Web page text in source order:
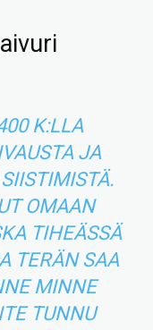
K:LLA
JA
OMAAN
TIHEÄSSÄ
TERÄN SAA
MINNE
TUNNU